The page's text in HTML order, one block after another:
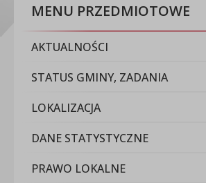
MENU PRZEDMIOTOWE
AKTUALNOŚCI
STATUS GMINY, ZADANIA
LOKALIZACJA
DANE STATYSTYCZNE
PRAWO LOKALNE